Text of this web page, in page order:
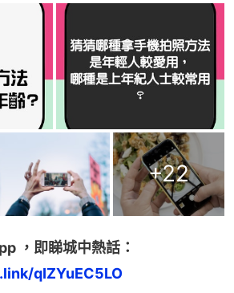
+22
，即睇城中熱話：
qIZYuEC5LO